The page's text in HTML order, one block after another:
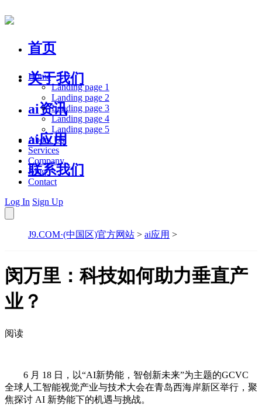
首页
关于我们
ai资讯
ai应用
联系我们
Home
Landing page 1
Landing page 2
Landing page 3
Landing page 4
Landing page 5
About Us
Services
Company
Blog
Contact
Log In Sign Up
J9.COM·(中国区)官方网站 > ai应用 >
闵万里：科技如何助力垂直产
业？
阅读
6 月 18 日，以“AI新势能，智创新未来”为主题的GCVC
全球人工智能视觉产业与技术大会在青岛西海岸新区举行，聚
焦探讨 AI 新势能下的机遇与挑战。